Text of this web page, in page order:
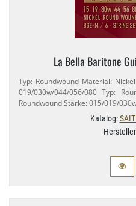
La Bella Baritone
Typ: Roundwound Material:
019/​030w/​044/​056/​080 Typ:
Roundwound Stärke: 015/​019/​
Katalog: